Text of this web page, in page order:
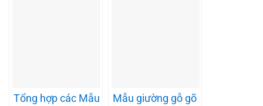
Tổng hợp các Mẫu
Mẫu giường gỗ gõ